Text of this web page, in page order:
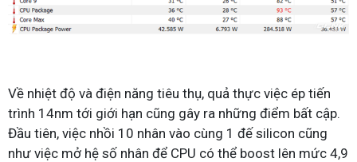
Về nhiệt độ và điện năng tiêu thụ, quả thực việc ép tiến
trình 14nm tới giới hạn cũng gây ra những điểm bất cập.
Đầu tiên, việc nhồi 10 nhân vào cùng 1 đế silicon cũng
như việc mở hệ số nhân để CPU có thể boost lên mức 4,9